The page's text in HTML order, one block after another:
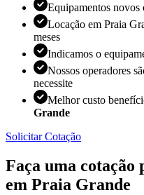
Equipamentos novos
Locação em Praia
meses
Indicamos o
Nossos operadores
necessite
Melhor custo
Grande
Solicitar Cotação
Faça uma cotação
em Praia Grande